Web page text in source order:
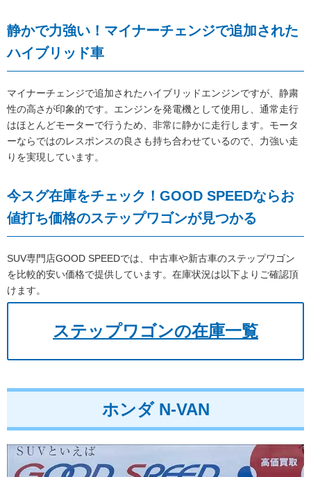
静かで力強い！マイナーチェンジで追加された
ハイブリッド車
マイナーチェンジで追加されたハイブリッドエンジンですが、静粛
性の高さが印象的です。エンジンを発電機として使用し、通常走行
はほとんどモーターで行うため、非常に静かに走行します。モータ
ーならではのレスポンスの良さも持ち合わせているので、力強い走
りを実現しています。
今スグ在庫をチェック！GOOD SPEEDならお
値打ち価格のステップワゴンが見つかる
SUV専門店GOOD SPEEDでは、中古車や新古車のステップワゴン
を比較的安い価格で提供しています。在庫状況は以下よりご確認頂
けます。
ステップワゴンの在庫一覧
ホンダ N-VAN